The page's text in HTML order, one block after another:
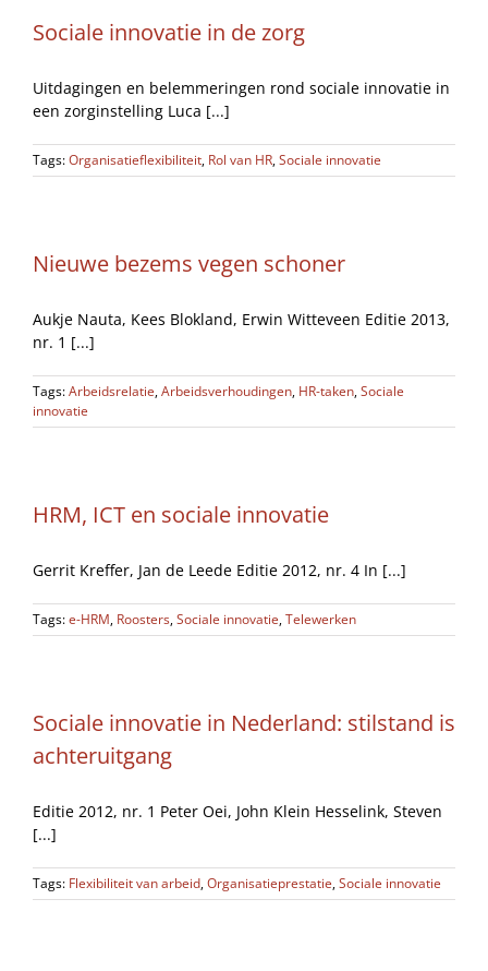
Sociale innovatie in de zorg
Uitdagingen en belemmeringen rond sociale innovatie in
een zorginstelling Luca [...]
Tags:Organisatieflexibiliteit, Rol van HR,Sociale innovatie
Nieuwe bezems vegen schoner
Aukje Nauta, Kees Blokland, Erwin Witteveen Editie 2013,
nr. 1 [...]
Tags:Arbeidsrelatie,Arbeidsverhoudingen, HR-taken,Sociale
innovatie
HRM, ICT en sociale innovatie
Gerrit Kreffer, Jan de Leede Editie 2012, nr. 4 In [...]
Tags:e-HRM, Roosters,Sociale innovatie,Telewerken
Sociale innovatie in Nederland: stilstand is
achteruitgang
Editie 2012, nr. 1 Peter Oei, John Klein Hesselink, Steven
[...]
Tags: Flexibiliteit van arbeid,Organisatieprestatie,Sociale innovatie